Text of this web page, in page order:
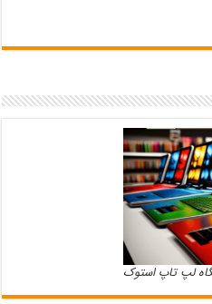
لپ تاپ استوک